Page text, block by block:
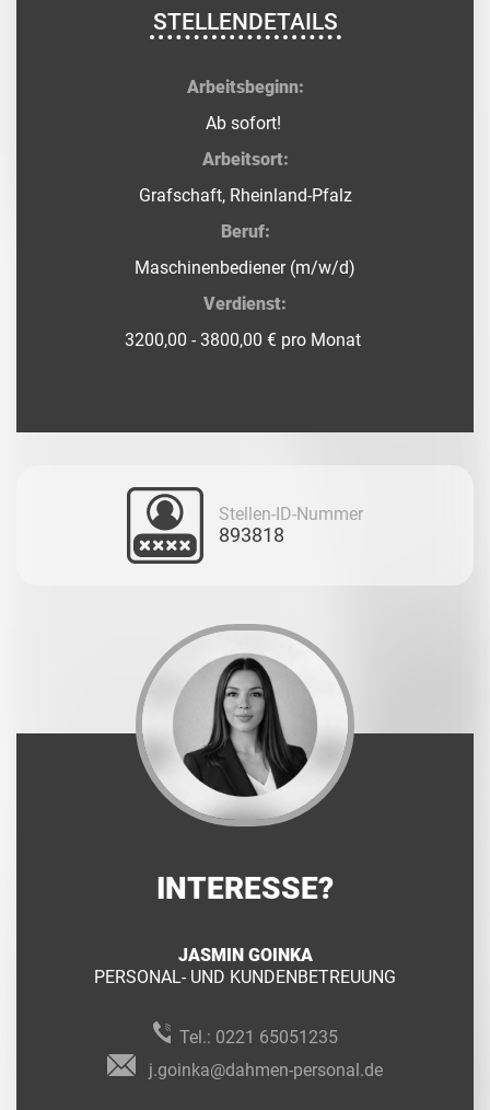
STELLENDETAILS
Arbeitsbeginn:
Ab sofort!
Arbeitsort:
Grafschaft, Rheinland-Pfalz
Beruf:
Maschinenbediener (m/w/d)
Verdienst:
3200,00 - 3800,00 € pro Monat
Stellen-ID-Nummer
893818
INTERESSE?
JASMIN GOINKA
PERSONAL- UND KUNDENBETREUUNG
Tel.: 0221 65051235
j.goinka@dahmen-personal.de